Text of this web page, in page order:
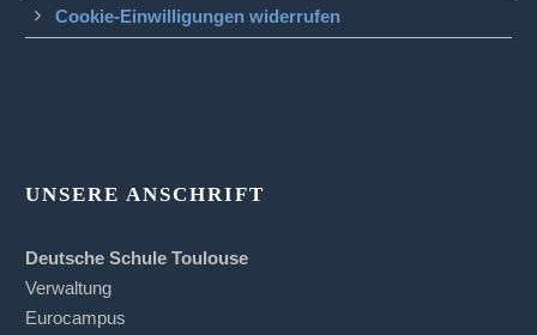
Cookie-Einwilligungen widerrufen
UNSERE ANSCHRIFT
Deutsche Schule Toulouse
Verwaltung
Eurocampus